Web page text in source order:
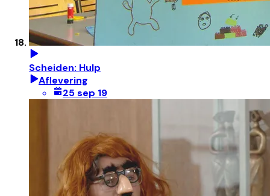
Scheiden: Hulp
Aflevering
25 sep 19